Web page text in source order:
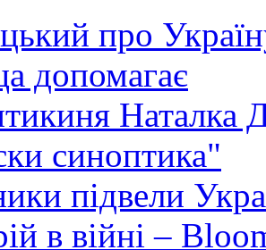
про
допомагає
Наталка
синоптика"
підвели
в війні –